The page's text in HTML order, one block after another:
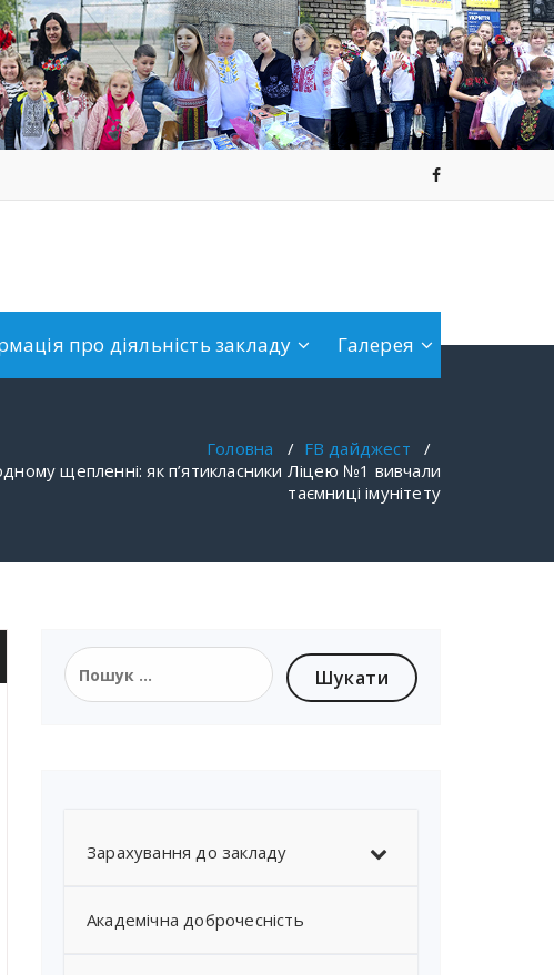
про діяльність закладу Галерея
Головна / FB дайджест /
щепленні: як п’ятикласники Ліцею №1 вивчали
таємниці імунітету
Пошук:
Зарахування до закладу
Академічна доброчесність